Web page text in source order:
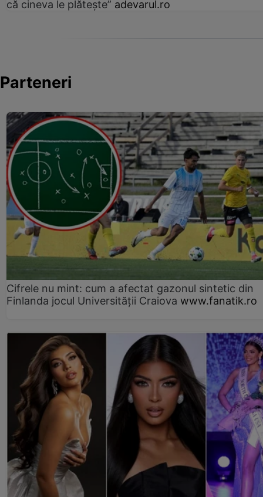
că cineva le plătește” adevarul.ro
Parteneri
Cifrele nu mint: cum a afectat gazonul sintetic din
Finlanda jocul Universității Craiova www.fanatik.ro